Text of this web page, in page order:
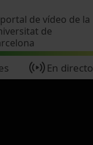
portal de vídeo de la
de
En directo